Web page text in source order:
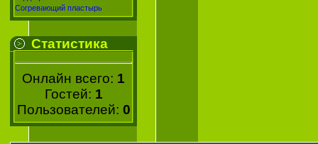
Согревающий пластырь
Статистика
Онлайн всего: 1
Гостей: 1
Пользователей: 0